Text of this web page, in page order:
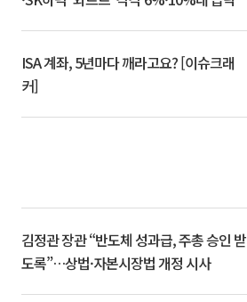
ISA 계좌, 5년마다 깨라고요? [이슈크래
커]
김정관 장관 “반도체 성과급, 주총 승인 받
도록”…상법·자본시장법 개정 시사